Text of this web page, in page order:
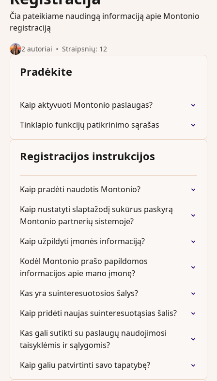
Čia pateikiame naudingą informaciją apie Montonio
registraciją
2 autoriai Straipsnių: 12
Pradėkite
Kaip aktyvuoti Montonio paslaugas?
Tinklapio funkcijų patikrinimo sąrašas
Registracijos instrukcijos
Kaip pradėti naudotis Montonio?
Kaip nustatyti slaptažodį sukūrus paskyrą
Montonio partnerių sistemoje?
Kaip užpildyti įmonės informaciją?
Kodėl Montonio prašo papildomos
informacijos apie mano įmonę?
Kas yra suinteresuotosios šalys?
Kaip pridėti naujas suinteresuotąsias šalis?
Kas gali sutikti su paslaugų naudojimosi
taisyklėmis ir sąlygomis?
Kaip galiu patvirtinti savo tapatybę?